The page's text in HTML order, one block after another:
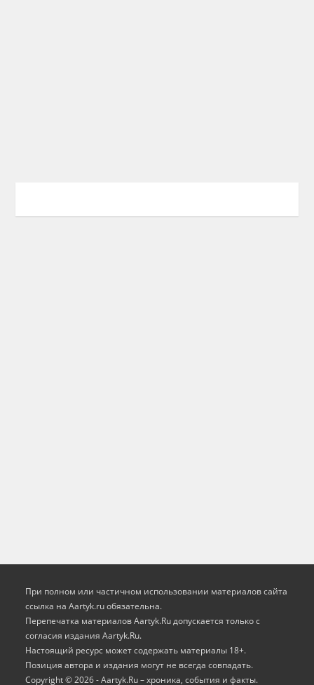
При полном или частичном использовании материалов сайта
ссылка на Aartyk.ru oбязательна.
Перепечатка материалов Aartyk.Ru допускается только с
согласия издания Aartyk.Ru.
Настоящий ресурс может содержать материалы 18+.
Позиция автора и издания могут не всегда совпадать.
Copyright © 2026 - Aartyk.Ru – хроника, события и факты.